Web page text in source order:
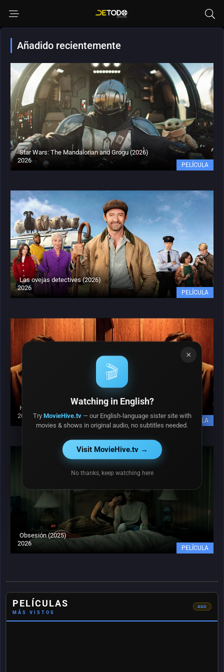
Añadido recientemente
Star Wars: The Mandalorian and Grogu (2026)
2026
PELÍCULA
Las ovejas detectives (2026)
2026
PELÍCULA
Hokum: La maldición de la bruja (2026)
2026
PELÍCULA
Obsesión (2025)
2026
PELÍCULA
PELÍCULAS
MÁS VISTOS
AGO
481
vistas
#2
DEL
MES
Los
439
vistas
×
🎬
Watching in English?
Try MovieHive.tv— our English-language sister site with
movies & shows in original audio, no subtitles needed.
Visit MovieHive.tv →
No thanks, keep watching here